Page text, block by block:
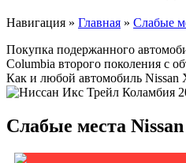
Навигация » Главная » Слабые
Покупка подержанного
Columbia второго поколения с
Как и любой автомобиль Nissan
Слабые места